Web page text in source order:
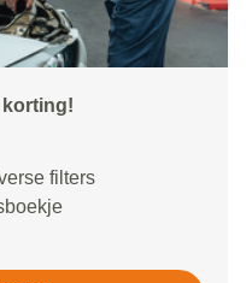
korting!
filters